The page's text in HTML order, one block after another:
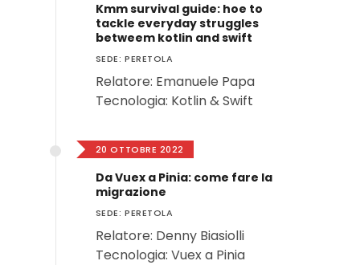
Kmm survival guide: hoe to
tackle everyday struggles
betweem kotlin and swift
SEDE: PERETOLA
Relatore: Emanuele Papa
Tecnologia: Kotlin & Swift
20 OTTOBRE 2022
Da Vuex a Pinia: come fare la
migrazione
SEDE: PERETOLA
Relatore: Denny Biasiolli
Tecnologia: Vuex a Pinia